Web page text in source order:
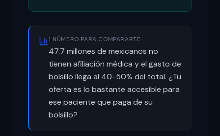
1 NÚMERO PARA COMPARARTE
47.7 millones de mexicanos no
tienen afiliación médica y el gasto de
bolsillo llega al 40-50% del total. ¿Tu
oferta es lo bastante accesible para
ese paciente que paga de su
bolsillo?